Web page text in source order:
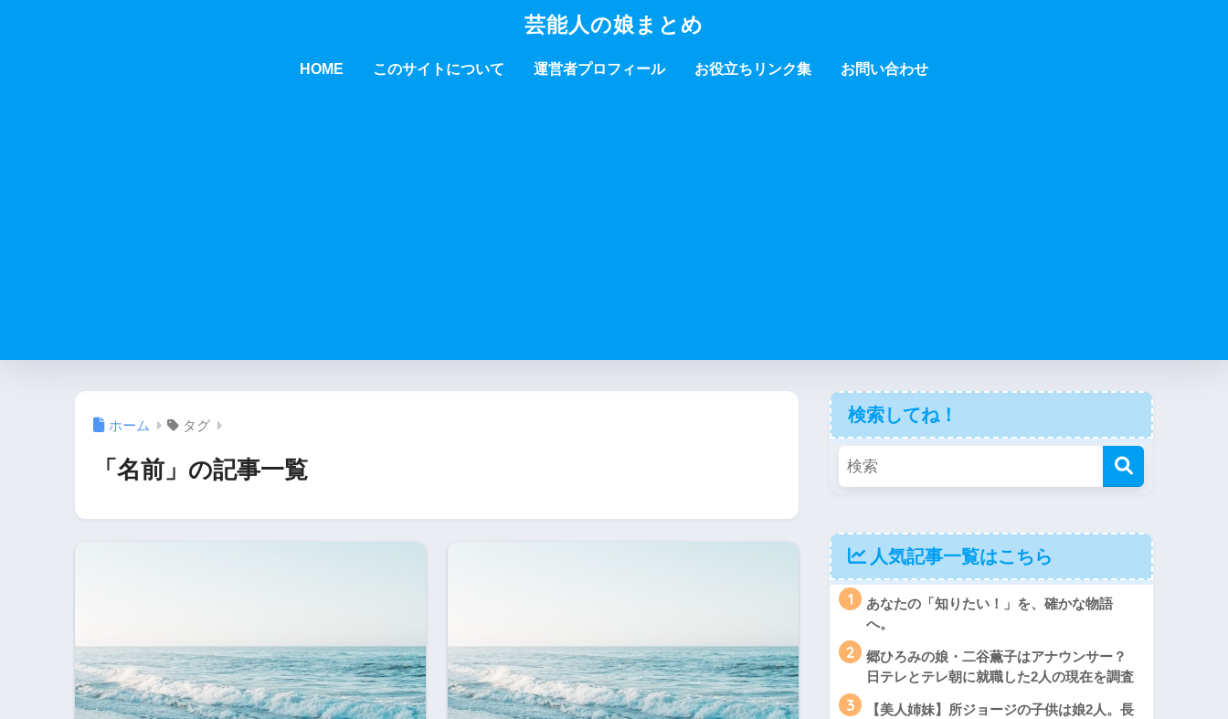
芸能人の娘まとめ
HOME このサイトについて 運営者プロフィール お役立ちリンク集 お問い合わせ
ホーム タグ
「名前」の記事一覧
検索してね！
人気記事一覧はこちら
1
あなたの「知りたい！」を、確かな物語
へ。
2
郷ひろみの娘・二谷薫子はアナウンサー？
日テレとテレ朝に就職した2人の現在を調査
3
【美人姉妹】所ジョージの子供は娘2人。長